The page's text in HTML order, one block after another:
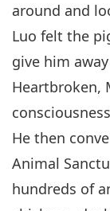
around and
Luo felt the
give him
Heartbroken,
He then
Animal
hundreds of